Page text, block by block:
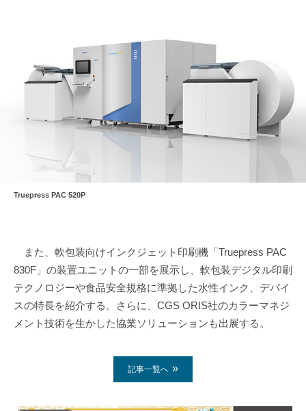
Truepress PAC 520P
また、軟包装向けインクジェット印刷機「Truepress PAC
830F」の装置ユニットの一部を展示し、軟包装デジタル印刷
テクノロジーや食品安全規格に準拠した水性インク、デバイ
スの特長を紹介する。さらに、CGS ORIS社のカラーマネジ
メント技術を生かした協業ソリューションも出展する。
記事一覧へ